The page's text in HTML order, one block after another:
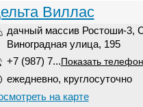
Виллас
дачный массив Ростоши-3,
Виноградная улица, 195
+7 (987) 7... Показать телефон
ежедневно, круглосуточно
на карте